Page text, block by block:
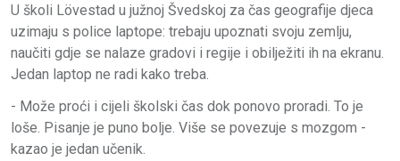
U školi Lövestad u južnoj Švedskoj za čas geografije djeca
uzimaju s police laptope: trebaju upoznati svoju zemlju,
naučiti gdje se nalaze gradovi i regije i obilježiti ih na ekranu.
Jedan laptop ne radi kako treba.
- Može proći i cijeli školski čas dok ponovo proradi. To je
loše. Pisanje je puno bolje. Više se povezuje s mozgom -
kazao je jedan učenik.